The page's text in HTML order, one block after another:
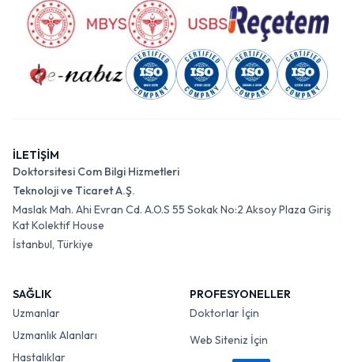
İLETİŞİM
Doktorsitesi Com Bilgi Hizmetleri
Teknoloji ve Ticaret A.Ş.
Maslak Mah. Ahi Evran Cd. A.O.S 55 Sokak No:2 Aksoy Plaza Giriş
Kat Kolektif House
İstanbul, Türkiye
SAĞLIK
Uzmanlar
Uzmanlık Alanları
Hastalıklar
PROFESYONELLER
Doktorlar İçin
Web Siteniz İçin